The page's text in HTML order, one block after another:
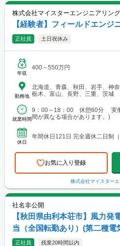
株式会社マイスターエンジニアリング
【経験者】フィールドエンジ
正社員 土日祝休み
年収
400～550万円
勤務地
北海道、青森、秋田、岩手、神
栃木、富山、長野、三重、茨城
就業時間
9：00～18：00 休憩60分 実
間が異なる場合があります。)
休日
年間休日121日 完全週休二日制（
お気に入り登録
株式会社マイスター
社名非公開
【秋田県由利本荘市】風力
当（全国転勤あり）(第二種電
正社員 残業20時間以内